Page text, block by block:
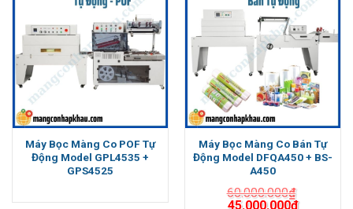
Máy Bọc Màng Co POF Tự
Động Model GPL4535 +
GPS4525
Máy Bọc Màng Co Bán Tự
Động Model DFQA450 + BS-
A450
60.000.000₫
Giá
45.000.000₫Giá